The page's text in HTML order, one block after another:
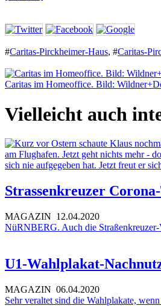
#Caritas-Pirckheimer-Haus, #Caritas-
Caritas im Homeoffice. Bild:
Vielleicht auch
Strassenkreuzer
MAGAZIN 12.04.2020
NüRNBERG. Auch die Straßenkreuzer-
U1-Wahlplakat-
MAGAZIN 06.04.2020
Sehr veraltet sind die Wahlplakate,